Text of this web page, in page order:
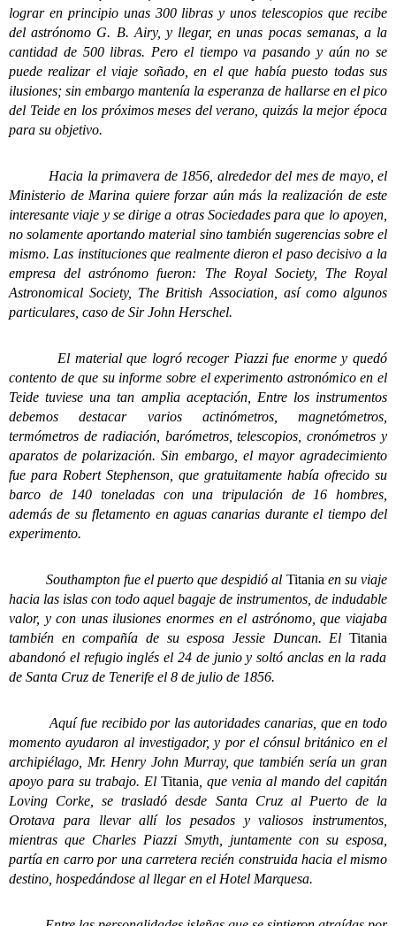
lograr en principio unas 300 libras y unos telescopios que recibe
del astrónomo G. B. Airy, y llegar, en unas pocas semanas, a la
cantidad de 500 libras. Pero el tiempo va pasando y aún no se
puede realizar el viaje soñado, en el que había puesto todas sus
ilusiones; sin embargo mantenía la esperanza de hallarse en el pico
del Teide en los próximos meses del verano, quizás la mejor época
para su objetivo.
Hacia la primavera de 1856, alrededor del mes de mayo, el
Ministerio de Marina quiere forzar aún más la realización de este
interesante viaje y se dirige a otras Sociedades para que lo apoyen,
no solamente aportando material sino también sugerencias sobre el
mismo. Las instituciones que realmente dieron el paso decisivo a la
empresa del astrónomo fueron: The Royal Society, The Royal
Astronomical Society, The British Association, así como algunos
particulares, caso de Sir John Herschel.
El material que logró recoger Piazzi fue enorme y quedó
contento de que su informe sobre el experimento astronómico en el
Teide tuviese una tan amplia aceptación, Entre los instrumentos
debemos destacar varios actinómetros, magnetómetros,
termómetros de radiación, barómetros, telescopios, cronómetros y
aparatos de polarización. Sin embargo, el mayor agradecimiento
fue para Robert Stephenson, que gratuitamente había ofrecido su
barco de 140 toneladas con una tripulación de 16 hombres,
además de su fletamento en aguas canarias durante el tiempo del
experimento.
Southampton fue el puerto que despidió al Titania en su viaje
hacia las islas con todo aquel bagaje de instrumentos, de indudable
valor, y con unas ilusiones enormes en el astrónomo, que viajaba
también en compañía de su esposa Jessie Duncan. El Titania
abandonó el refugio inglés el 24 de junio y soltó anclas en la rada
de Santa Cruz de Tenerife el 8 de julio de 1856.
Aquí fue recibido por las autoridades canarias, que en todo
momento ayudaron al investigador, y por el cónsul británico en el
archipiélago, Mr. Henry John Murray, que también sería un gran
apoyo para su trabajo. El Titania , que venia al mando del capitán
Loving Corke, se trasladó desde Santa Cruz al Puerto de la
Orotava para llevar allí los pesados y valiosos instrumentos,
mientras que Charles Piazzi Smyth, juntamente con su esposa,
partía en carro por una carretera recién construida hacia el mismo
destino, hospedándose al llegar en el Hotel Marquesa.